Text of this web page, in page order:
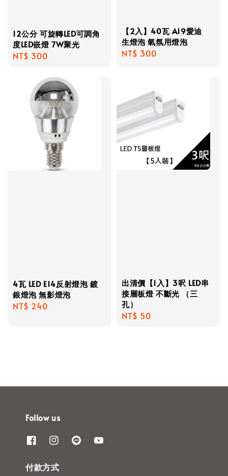
12公分 可旋轉LED可調角
度LED嵌燈 7W聚光
Regular
NT$ 300
【2入】40瓦 A19愛迪
生燈泡 氣氛用燈泡
Regular
NT$ 300
4瓦 LED E14反射燈泡 鍍
銀燈泡 無影燈泡
Regular
NT$ 240
出清價【1入】3呎 LED串
接層板燈 不斷光 （三
孔）
Regular
NT$ 50
Follow us
付款方式